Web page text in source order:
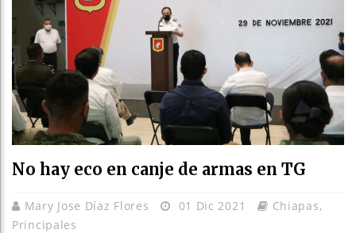
No hay eco en canje de armas en TG
Mary Jose Díaz Flores 01 Dic 2021 Chiapas,
Principales